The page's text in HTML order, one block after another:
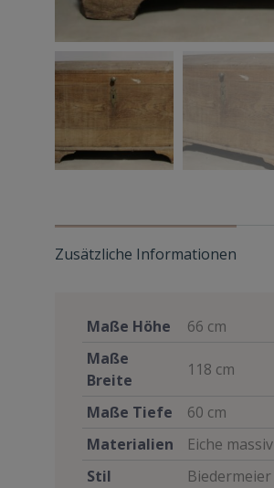
Zusätzliche Informationen
Maße Höhe
66 cm
Maße
Breite
118 cm
Maße Tiefe
60 cm
Materialien
Eiche massiv
Stil
Biedermeier